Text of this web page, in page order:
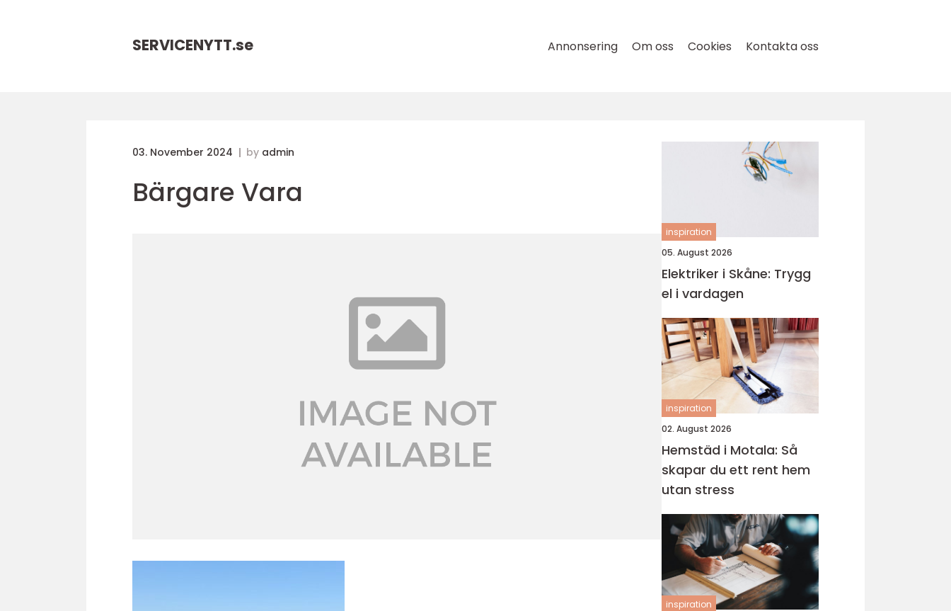
SERVICENYTT.se Annonsering Om oss Cookies Kontakta oss
03. November 2024 by admin
Bärgare Vara
inspiration
05. August 2026
Elektriker i Skåne: Trygg
el i vardagen
inspiration
02. August 2026
Hemstäd i Motala: Så
skapar du ett rent hem
utan stress
inspiration